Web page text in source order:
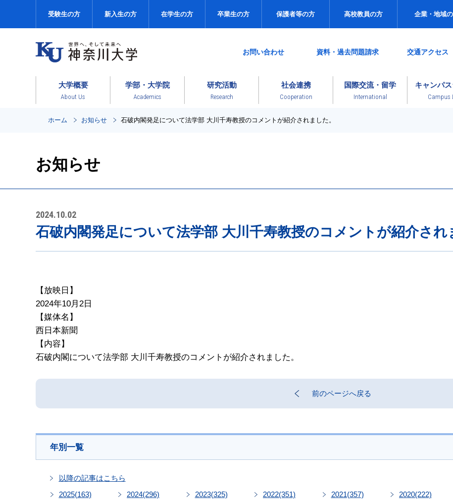
受験生の方 新入生の方 在学生の方 卒業生の方 保護者等の方 高校教員の方 企業・地域
お問い合わせ 資料・過去問題請求 交通アクセス
大学概要
About Us
学部・大学院
Academics
研究活動
Research
社会連携
Cooperation
国際交流・留学
International
キャンパ
Campus
ホーム お知らせ 石破内閣発足について法学部 大川千寿教授のコメントが紹介されました。
お知らせ
2024.10.02
石破内閣発足について法学部 大川千寿教授のコメントが紹介され
【放映日】
2024年10月2日
【媒体名】
西日本新聞
【内容】
石破内閣について法学部 大川千寿教授のコメントが紹介されました。
前のページへ戻る
年別一覧
以降の記事はこちら
2025(163) 2024(296) 2023(325) 2022(351) 2021(357) 2020(222)